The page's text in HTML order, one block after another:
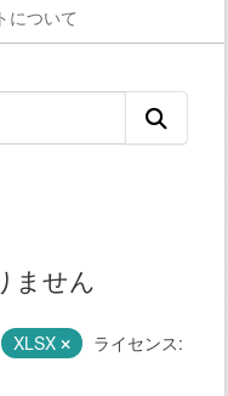
について
ません
XLSX
ライセンス: